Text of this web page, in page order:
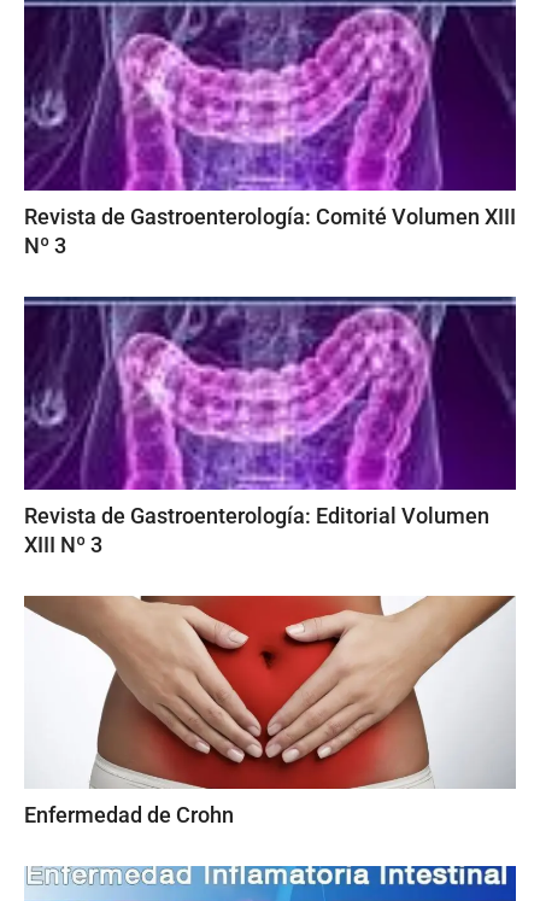
Revista de Gastroenterología: Comité Volumen XIII
Nº 3
Revista de Gastroenterología: Editorial Volumen
XIII Nº 3
Enfermedad de Crohn